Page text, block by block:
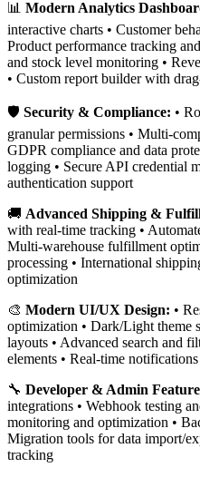
📊 Modern Analytics
interactive charts • Customer
Product performance tracking
and stock level monitoring •
• Custom report builder with
🛡️ Security & Compliance: •
granular permissions • Multi-
GDPR compliance and data
logging • Secure API credential
authentication support
🚚 Advanced Shipping &
with real-time tracking •
Multi-warehouse fulfillment
processing • International
optimization
🎨 Modern UI/UX Design: •
optimization • Dark/Light theme
layouts • Advanced search and
elements • Real-time
🔧 Developer & Admin
integrations • Webhook testing
monitoring and optimization •
Migration tools for data import/
tracking